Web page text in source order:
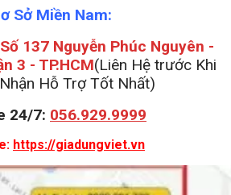
Sở Miền Nam:
Số 137 Nguyễn Phúc Nguyên -
3 - TP.HCM(Liên Hệ trước Khi
Hỗ Trợ Tốt Nhất)
24/7: 056.929.9999
https://giadungviet.vn